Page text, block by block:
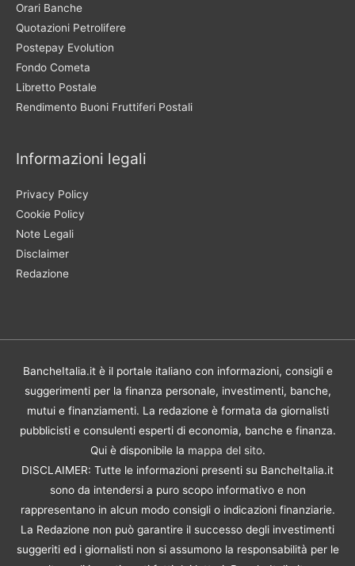
Orari Banche
Quotazioni Petrolifere
Postepay Evolution
Fondo Cometa
Libretto Postale
Rendimento Buoni Fruttiferi Postali
Informazioni legali
Privacy Policy
Cookie Policy
Note Legali
Disclaimer
Redazione
BancheItalia.it è il portale italiano con informazioni, consigli e
suggerimenti per la finanza personale, investimenti, banche,
mutui e finanziamenti. La redazione è formata da giornalisti
pubblicisti e consulenti esperti di economia, banche e finanza.
Qui è disponibile la mappa del sito.
DISCLAIMER: Tutte le informazioni presenti su BancheItalia.it
sono da intendersi a puro scopo informativo e non
rappresentano in alcun modo consigli o indicazioni finanziarie.
La Redazione non può garantire il successo degli investimenti
suggeriti ed i giornalisti non si assumono la responsabilità per le